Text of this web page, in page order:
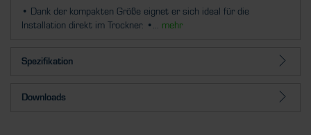
• Dank der kompakten Größe eignet er sich ideal für die
Installation direkt im Trockner. •... mehr
Spezifikation
Downloads